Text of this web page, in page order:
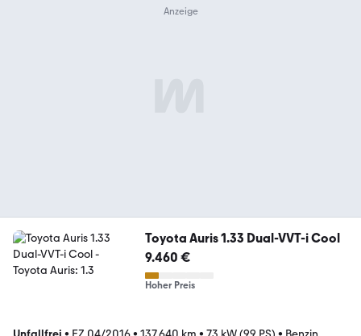
Toyota Auris 1.33 Dual-VVT-i Cool
9.460 €
Hoher Preis